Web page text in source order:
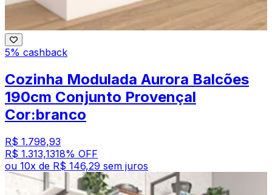
5% cashback
Cozinha Modulada Aurora Balcões
190cm Conjunto Provençal
Cor:branco
R$ 1.798,93
R$ 1.313,1318% OFF
ou 10x de R$ 146,29 sem juros